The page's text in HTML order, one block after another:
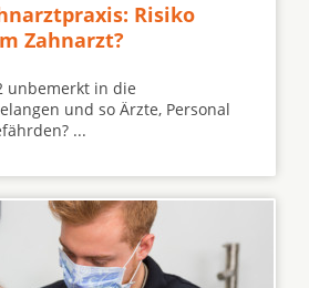
Risiko
Zahnarzt?
unbemerkt in die
und so Ärzte, Personal
...